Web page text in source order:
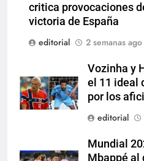
critica provocaciones
victoria de España
editorial
2 semanas ago
Vozinha y
el 11 ideal
por los
editorial
Mundial
Mbappé al